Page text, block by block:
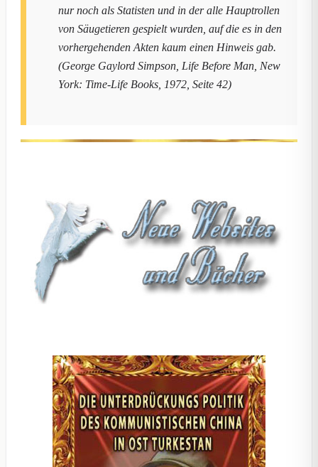
nur noch als Statisten und in der alle Hauptrollen
von Säugetieren gespielt wurden, auf die es in den
vorhergehenden Akten kaum einen Hinweis gab.
(George Gaylord Simpson, Life Before Man, New
York: Time-Life Books, 1972, Seite 42)